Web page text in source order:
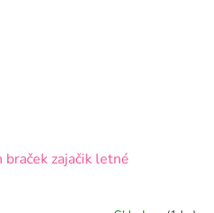
braček zajačik letné